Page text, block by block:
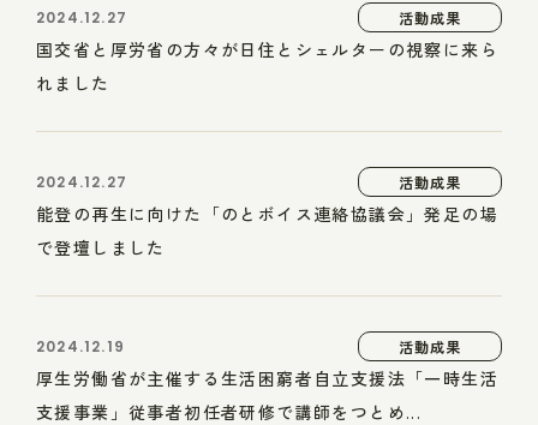
2024.12.27 活動成果
国交省と厚労省の方々が日住とシェルターの視察に来ら
れました
2024.12.27 活動成果
能登の再生に向けた「のとボイス連絡協議会」発足の場
で登壇しました
2024.12.19 活動成果
厚生労働省が主催する生活困窮者自立支援法「一時生活
支援事業」従事者初任者研修で講師をつとめ...